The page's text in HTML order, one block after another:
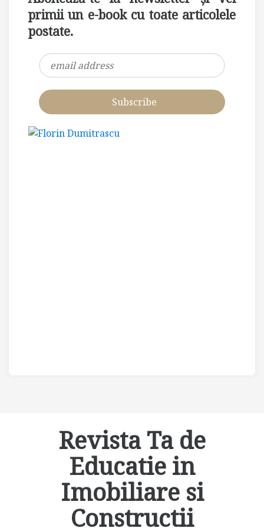
primii un e-book cu toate articolele
postate.
Revista Ta de
Educatie in
Imobiliare si
Constructii